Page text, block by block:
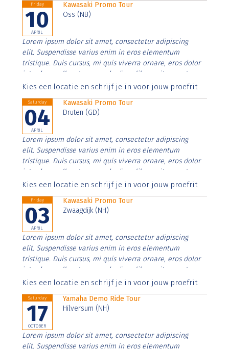
Friday
10
APRIL
Kawasaki Promo Tour
Oss (NB)
Lorem ipsum dolor sit amet, consectetur adipiscing
elit. Suspendisse varius enim in eros elementum
tristique. Duis cursus, mi quis viverra ornare, eros dolor
interdum nulla, ut commodo diam libero vitae erat.
Aenean faucibus nibh et justo cursus id rutrum lorem
Kies een locatie en schrijf je in voor jouw proefrit
Saturday
04
APRIL
Kawasaki Promo Tour
Druten (GD)
Lorem ipsum dolor sit amet, consectetur adipiscing
elit. Suspendisse varius enim in eros elementum
tristique. Duis cursus, mi quis viverra ornare, eros dolor
interdum nulla, ut commodo diam libero vitae erat.
Aenean faucibus nibh et justo cursus id rutrum lorem
Kies een locatie en schrijf je in voor jouw proefrit
Friday
03
APRIL
Kawasaki Promo Tour
Zwaagdijk (NH)
Lorem ipsum dolor sit amet, consectetur adipiscing
elit. Suspendisse varius enim in eros elementum
tristique. Duis cursus, mi quis viverra ornare, eros dolor
interdum nulla, ut commodo diam libero vitae erat.
Aenean faucibus nibh et justo cursus id rutrum lorem
Kies een locatie en schrijf je in voor jouw proefrit
Saturday
17
OCTOBER
Yamaha Demo Ride Tour
Hilversum (NH)
Lorem ipsum dolor sit amet, consectetur adipiscing
elit. Suspendisse varius enim in eros elementum